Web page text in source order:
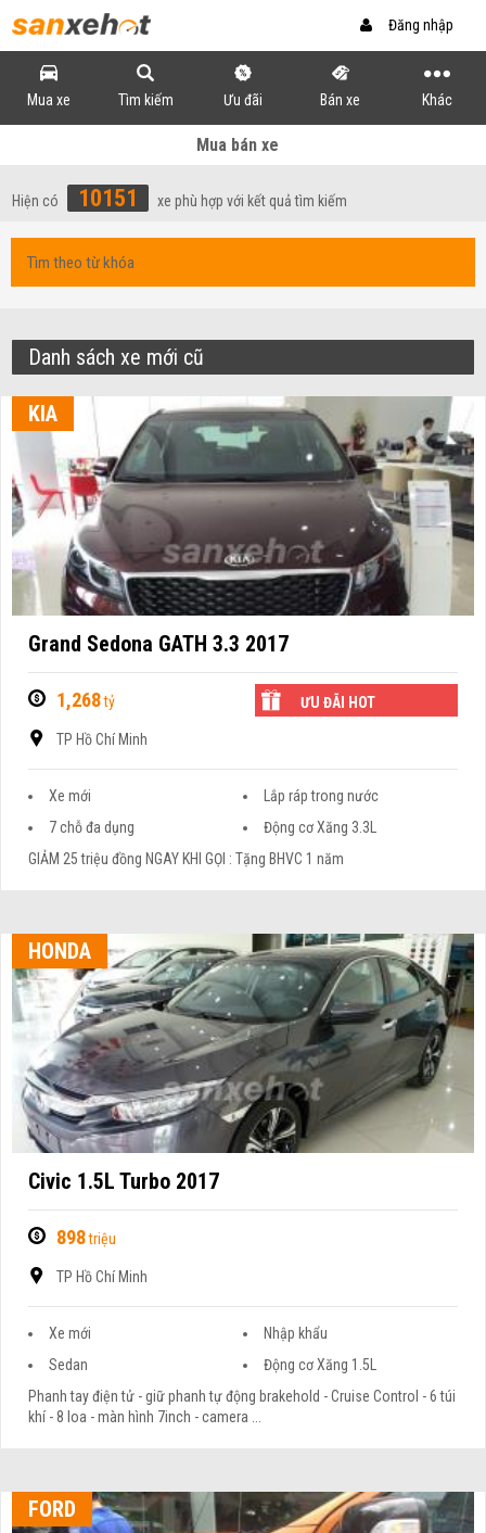
Đăng nhập
Mua xe Tìm kiếm Ưu đãi Bán xe Khác
Mua bán xe
Hiện có 10151 xe phù hợp với kết quả tìm kiếm
Danh sách xe mới cũ
KIA
Grand Sedona GATH 3.3 2017
1,268tỷ ƯU ĐÃI HOT
TP Hồ Chí Minh
Xe mới
Lắp ráp trong nước
7 chỗ đa dụng
Động cơ Xăng 3.3L
GIẢM 25 triệu đồng NGAY KHI GỌI : Tặng BHVC 1 năm
HONDA
Civic 1.5L Turbo 2017
898triệu
TP Hồ Chí Minh
Xe mới
Nhập khẩu
Sedan
Động cơ Xăng 1.5L
Phanh tay điện tử - giữ phanh tự động brakehold - Cruise Control - 6 túi
khí - 8 loa - màn hình 7inch - camera ...
FORD